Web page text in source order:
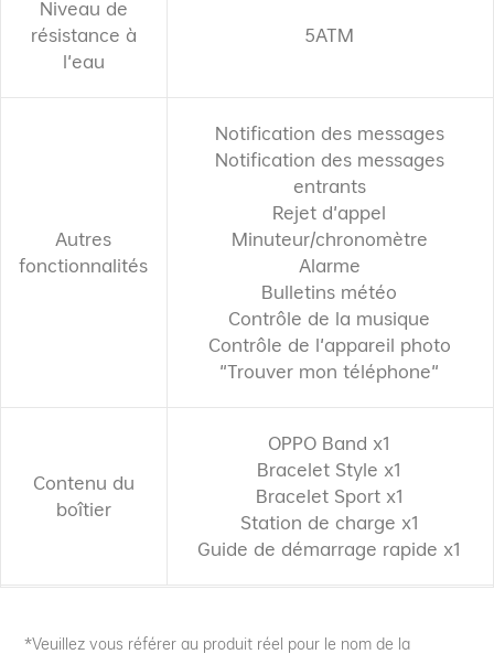
Niveau de
résistance à
l'eau
5ATM
Autres
fonctionnalités
Notification des messages
Notification des messages
entrants
Rejet d'appel
Minuteur/chronomètre
Alarme
Bulletins météo
Contrôle de la musique
Contrôle de l'appareil photo
"Trouver mon téléphone"
Contenu du
boîtier
OPPO Band x1
Bracelet Style x1
Bracelet Sport x1
Station de charge x1
Guide de démarrage rapide x1
*Veuillez vous référer au produit réel pour le nom de la